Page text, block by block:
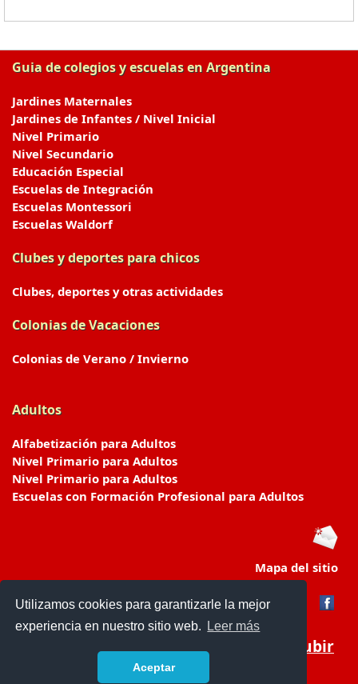
Utilizamos cookies para garantizarle la mejor
experiencia en nuestro sitio web.
Leer más
Aceptar
Guia de colegios y escuelas en Argentina
Jardines Maternales
Jardines de Infantes / Nivel Inicial
Nivel Primario
Nivel Secundario
Educación Especial
Escuelas de Integración
Escuelas Montessori
Escuelas Waldorf
Clubes y deportes para chicos
Clubes, deportes y otras actividades
Colonias de Vacaciones
Colonias de Verano / Invierno
Adultos
Alfabetización para Adultos
Nivel Primario para Adultos
Nivel Primario para Adultos
Escuelas con Formación Profesional para Adultos
Mapa del sitio
Subir